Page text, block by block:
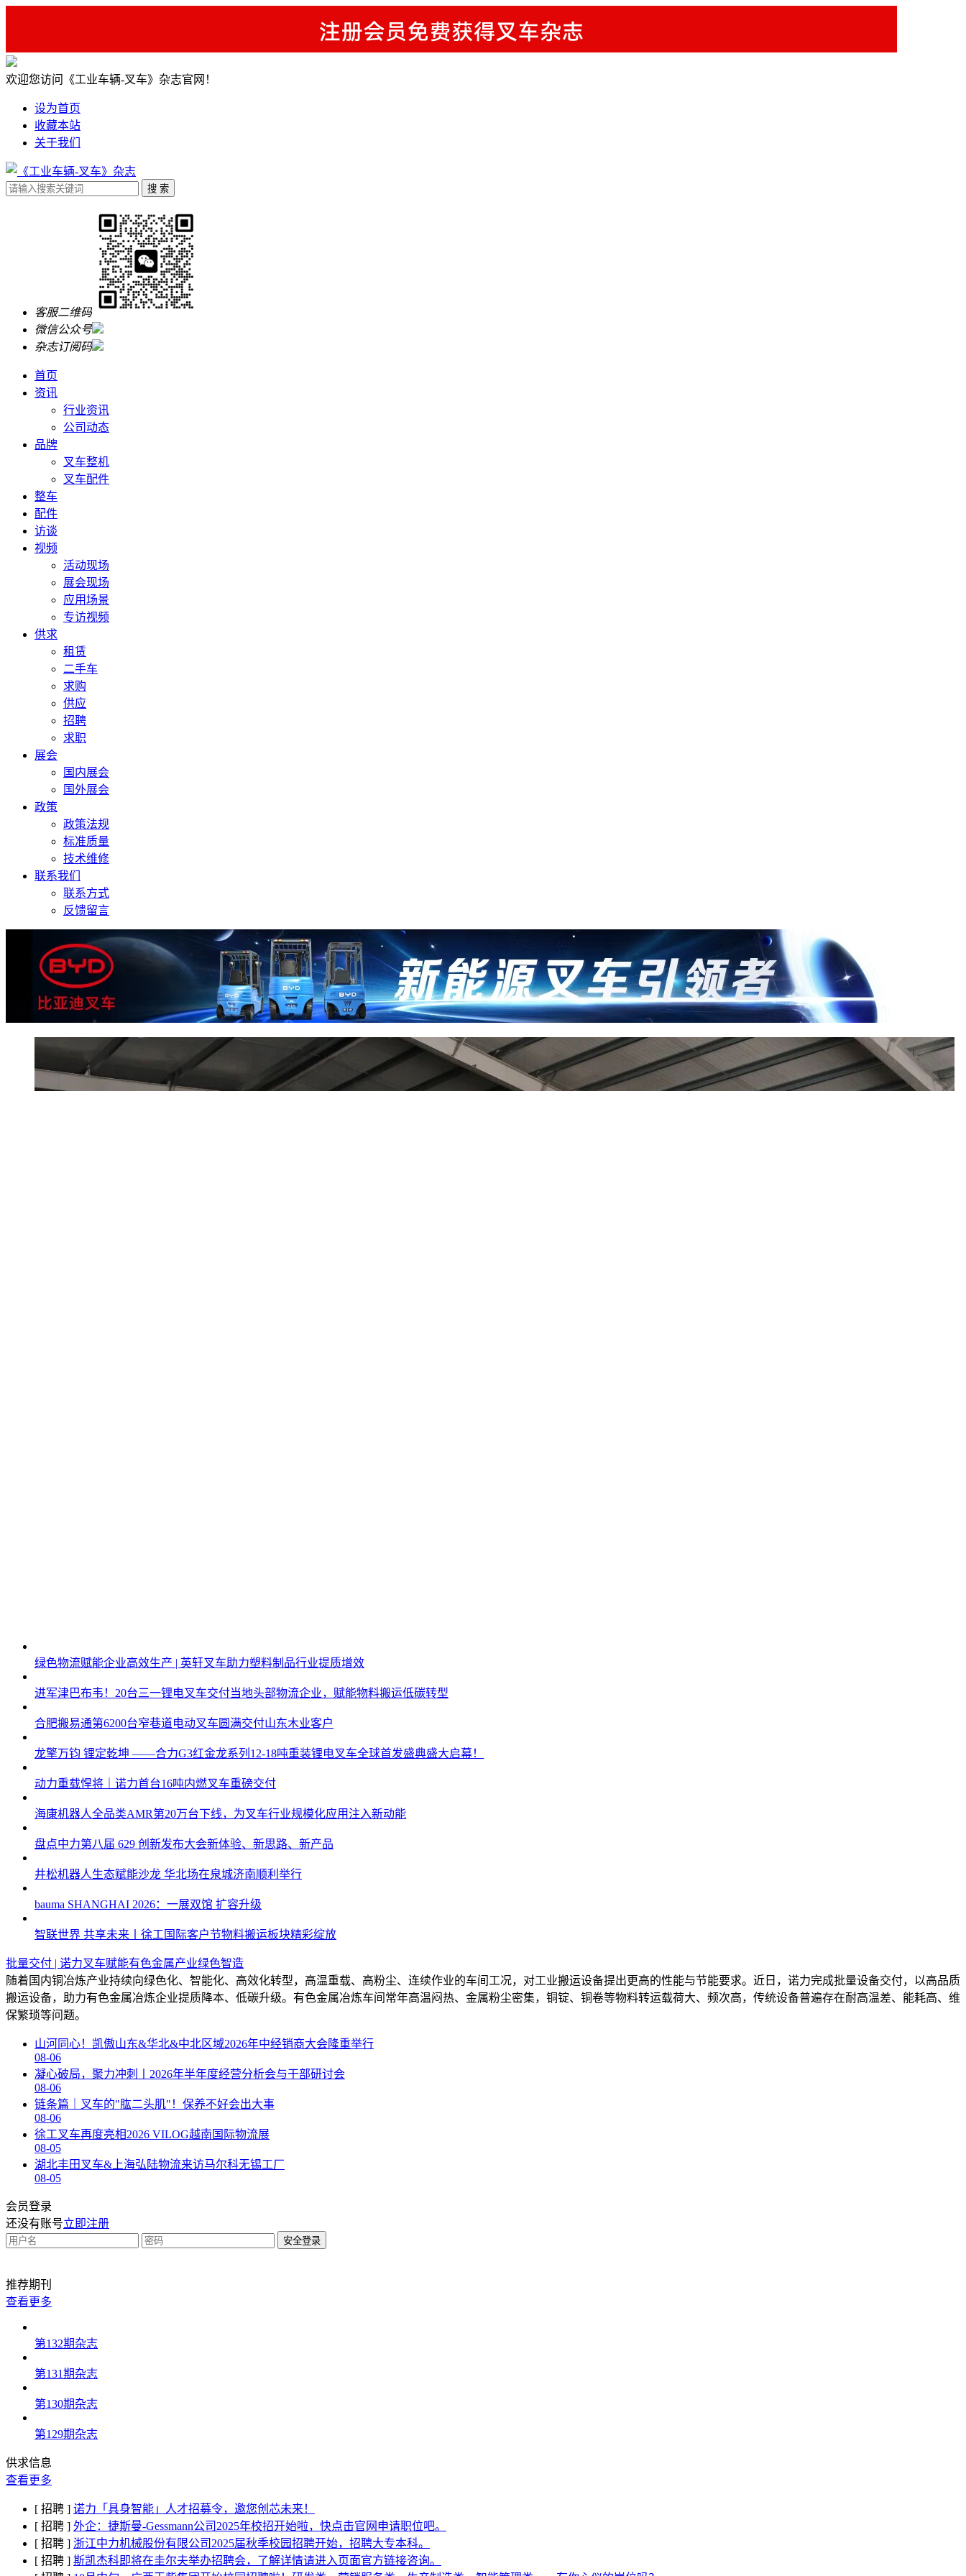
欢迎您访问《工业车辆-叉车》杂志官网！
设为首页
收藏本站
关于我们
客服二维码
微信公众号
杂志订阅码
首页
资讯
行业资讯
公司动态
品牌
叉车整机
叉车配件
整车
配件
访谈
视频
活动现场
展会现场
应用场景
专访视频
供求
租赁
二手车
求购
供应
招聘
求职
展会
国内展会
国外展会
政策
政策法规
标准质量
技术维修
联系我们
联系方式
反馈留言
绿色物流赋能企业高效生产 | 英轩叉车助力塑料制品行业提质增效
进军津巴布韦！20台三一锂电叉车交付当地头部物流企业，赋能物料搬运低碳转型
合肥搬易通第6200台窄巷道电动叉车圆满交付山东木业客户
龙擎万钧 锂定乾坤 ——合力G3红金龙系列12-18吨重装锂电叉车全球首发盛典盛大启幕！
动力重载悍将｜诺力首台16吨内燃叉车重磅交付
海康机器人全品类AMR第20万台下线，为叉车行业规模化应用注入新动能
盘点中力第八届 629 创新发布大会新体验、新思路、新产品
井松机器人生态赋能沙龙 华北场在泉城济南顺利举行
bauma SHANGHAI 2026：一展双馆 扩容升级
智联世界 共享未来丨徐工国际客户节物料搬运板块精彩绽放
批量交付 | 诺力叉车赋能有色金属产业绿色智造
随着国内铜冶炼产业持续向绿色化、智能化、高效化转型，高温重载、高粉尘、连续作业的车间工况，对工业搬运设备提出更高的性能与节能要求。近日，诺力完成批量设备交付，以高品质
搬运设备，助力有色金属冶炼企业提质降本、低碳升级。有色金属冶炼车间常年高温闷热、金属粉尘密集，铜锭、铜卷等物料转运载荷大、频次高，传统设备普遍存在耐高温差、能耗高、维
保繁琐等问题。
山河同心！凯傲山东&华北&中北区域2026年中经销商大会隆重举行
08-06
凝心破局，聚力冲刺丨2026年半年度经营分析会与干部研讨会
08-06
链条篇｜叉车的"肱二头肌"！保养不好会出大事
08-06
徐工叉车再度亮相2026 VILOG越南国际物流展
08-05
湖北丰田叉车&上海弘陆物流来访马尔科无锡工厂
08-05
会员登录
还没有账号立即注册
推荐期刊
查看更多
第132期杂志
第131期杂志
第130期杂志
第129期杂志
供求信息
查看更多
[ 招聘 ] 诺力「具身智能」人才招募令，邀您创芯未来！
[ 招聘 ] 外企：捷斯曼-Gessmann公司2025年校招开始啦，快点击官网申请职位吧。
[ 招聘 ] 浙江中力机械股份有限公司2025届秋季校园招聘开始，招聘大专本科。
[ 招聘 ] 斯凯杰科即将在圭尔夫举办招聘会，了解详情请进入页面官方链接咨询。